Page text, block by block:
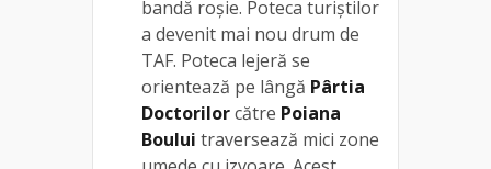
bandă roşie. Poteca turiştilor
a devenit mai nou drum de
TAF. Poteca lejeră se
orientează pe lângă Pârtia
Doctorilorcătre Poiana
Boului traversează mici zone